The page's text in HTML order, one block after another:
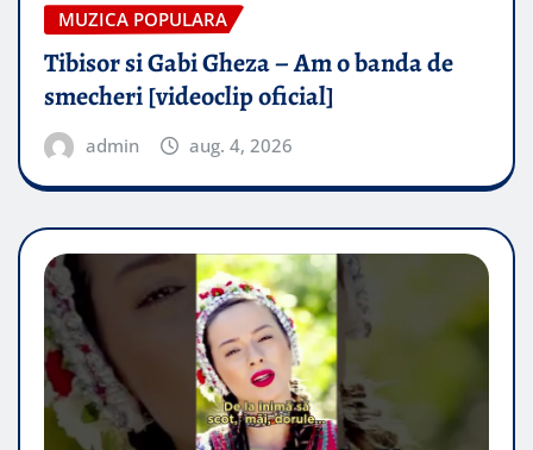
MUZICA POPULARA
Tibisor si Gabi Gheza – Am o banda de
smecheri [videoclip oficial]
admin aug. 4, 2026